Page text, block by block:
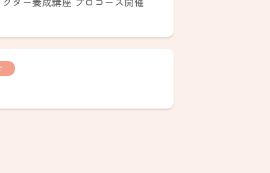
ター養成講座 プロコース開催